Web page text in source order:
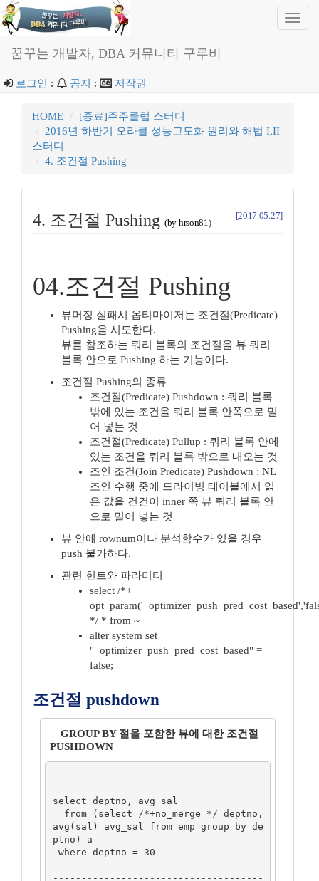
꿈꾸는 개발자, DBA 커뮤니티 구루비
로그인 : 공지 : 저작권
HOME
[종료]주주클럽 스터디
2016년 하반기 오라클 성능고도화 원리와 해법 I,II
스터디
4. 조건절 Pushing
4. 조건절 Pushing (by hrson81)
[2017.05.27]
04.조건절 Pushing
뷰머징 실패시 옵티마이저는 조건절(Predicate)
Pushing을 시도한다.
뷰를 참조하는 쿼리 블록의 조건절을 뷰 쿼리
블록 안으로 Pushing 하는 기능이다.
조건절 Pushing의 종류
조건절(Predicate) Pushdown : 쿼리 블록
밖에 있는 조건을 쿼리 블록 안쪽으로 밀
어 넣는 것
조건절(Predicate) Pullup : 쿼리 블록 안에
있는 조건을 쿼리 블록 밖으로 내오는 것
조인 조건(Join Predicate) Pushdown : NL
조인 수행 중에 드라이빙 테이블에서 읽
은 값을 건건이 inner 쪽 뷰 쿼리 블록 안
으로 밀어 넣는 것
뷰 안에 rownum이나 분석함수가 있을 경우
push 불가하다.
관련 힌트와 파라미터
select /*+
*/ * from ~
alter system set
"_optimizer_push_pred_cost_based" =
false;
조건절 pushdown
GROUP BY 절을 포함한 뷰에 대한 조건절
PUSHDOWN
select deptno, avg_sal
avg(sal) avg_sal from emp group by de
ptno) a
-------------------------------------